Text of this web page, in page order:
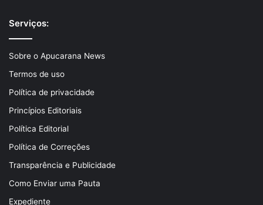
Serviços:
Sobre o Apucarana News
Termos de uso
Política de privacidade
Princípios Editoriais
Política Editorial
Política de Correções
Transparência e Publicidade
Como Enviar uma Pauta
Expediente